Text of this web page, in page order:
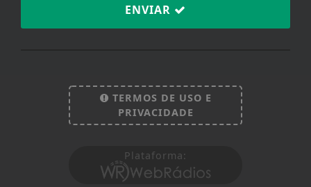
ENVIAR
TERMOS DE USO E
PRIVACIDADE
Plataforma: